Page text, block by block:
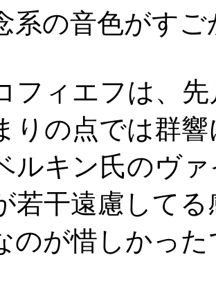
系の音色がすご
フィエフは、
りの点では群
ルキン氏のヴ
若干遠慮して
のが惜しかった